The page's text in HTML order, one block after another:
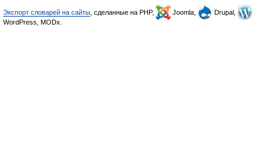
Экспорт словарей на сайты , сделанные на PHP, Joomla,
Drupal,
WordPress, MODx.